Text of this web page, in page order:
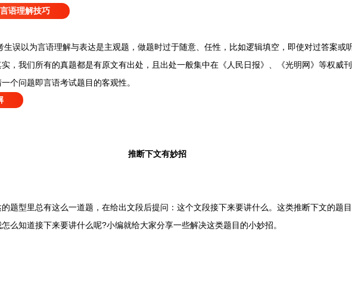
语理解技巧
生误以为言语理解与表达是主观题，做题时过于随意、任性，比如逻辑填空，即使对过答案或
，我们所有的真题都是有原文有出处，且出处一般集中在《人民日报》、《光明网》等权威
个问题即言语考试题目的客观性。
推断下文有妙招
型里总有这么一道题，在给出文段后提问：这个文段接下来要讲什么。这类推断下文的题
么知道接下来要讲什么呢?小编就给大家分享一些解决这类题目的小妙招。